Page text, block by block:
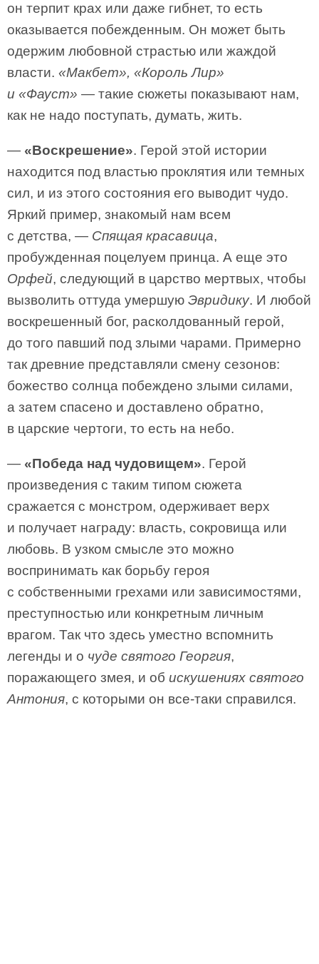
он терпит крах или даже гибнет, то есть
оказывается побежденным. Он может быть
одержим любовной страстью или жаждой
власти. «Макбет», «Король Лир»
и «Фауст» — такие сюжеты показывают нам,
как не надо поступать, думать, жить.
— «Воскрешение». Герой этой истории
находится под властью проклятия или темных
сил, и из этого состояния его выводит чудо.
Яркий пример, знакомый нам всем
с детства, — Спящая красавица,
пробужденная поцелуем принца. А еще это
Орфей, следующий в царство мертвых, чтобы
вызволить оттуда умершую Эвридику. И любой
воскрешенный бог, расколдованный герой,
до того павший под злыми чарами. Примерно
так древние представляли смену сезонов:
божество солнца побеждено злыми силами,
а затем спасено и доставлено обратно,
в царские чертоги, то есть на небо.
— «Победа над чудовищем». Герой
произведения с таким типом сюжета
сражается с монстром, одерживает верх
и получает награду: власть, сокровища или
любовь. В узком смысле это можно
воспринимать как борьбу героя
с собственными грехами или зависимостями,
преступностью или конкретным личным
врагом. Так что здесь уместно вспомнить
легенды и о чуде святого Георгия,
поражающего змея, и об искушениях святого
Антония, с которыми он все-таки справился.